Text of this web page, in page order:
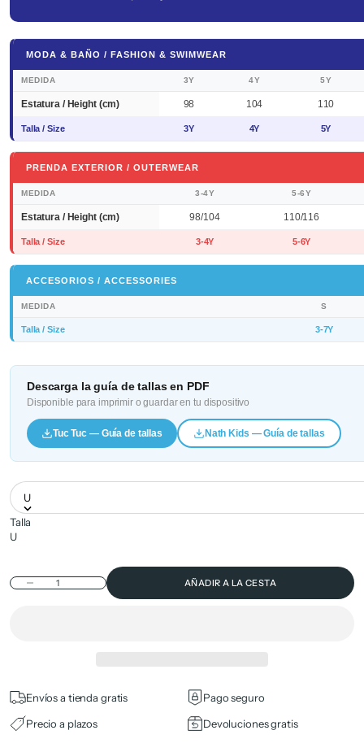
MODA & BAÑO / FASHION & SWIMWEAR
MEDIDA 3Y 4Y 5Y
Estatura / Height (cm) 98 104 110
Talla / Size 3Y 4Y 5Y
PRENDA EXTERIOR / OUTERWEAR
MEDIDA 3-4Y 5-6Y
Estatura / Height (cm) 98/104 110/116
Talla / Size 3-4Y 5-6Y
ACCESORIOS / ACCESSORIES
MEDIDA S
Talla / Size 3-7Y
Descarga la guía de tallas en PDF
Disponible para imprimir o guardar en tu dispositivo
Tuc Tuc — Guía de tallas Nath Kids — Guía de tallas
U
Talla
U
Reducir cantidad AÑADIR A LA CESTA
Envíos a tienda gratis
Pago seguro
Precio a plazos
Devoluciones gratis